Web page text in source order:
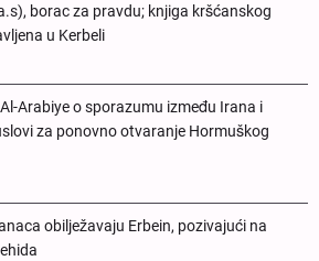
borac za pravdu; knjiga kršćanskog
u Kerbeli
Arabiye o sporazumu između Irana i
za ponovno otvaranje Hormuškog
obilježavaju Erbein, pozivajući na